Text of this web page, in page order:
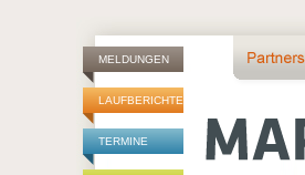
MELDUNGEN
LAUFBERICHTE
TERMINE